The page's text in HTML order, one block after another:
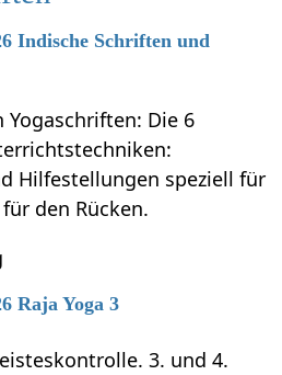
Indische Schriften und
Die 6
Hilfestellungen speziell für
den Rücken.
Raja Yoga 3
3. und 4.